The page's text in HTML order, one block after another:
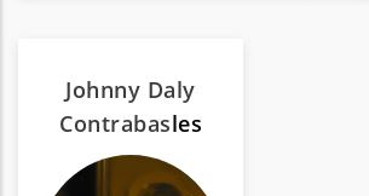
Johnny Daly
Contrabasles